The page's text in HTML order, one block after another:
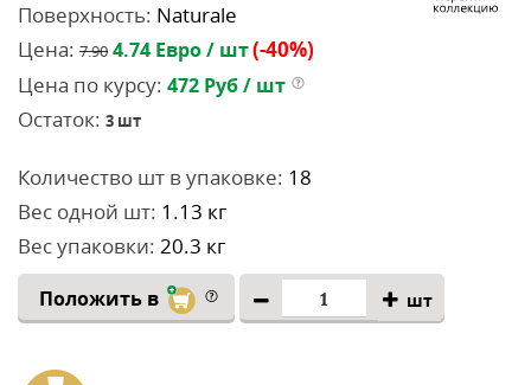
Поверхность: Naturale
Цена: 7.90 4.74 Евро / шт(-40%)
Цена по курсу: 472 Руб / шт
Остаток: 3 шт
Количество шт в упаковке: 18
Вес одной шт: 1.13 кг
Вес упаковки: 20.3 кг
Положить в шт